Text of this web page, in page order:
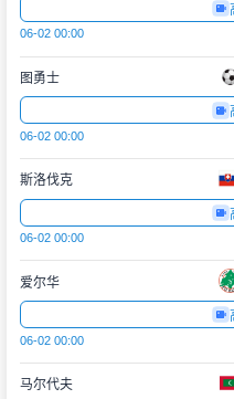
06-02 00:00
图勇士
06-02 00:00
斯洛伐克
06-02 00:00
爱尔华
06-02 00:00
马尔代夫